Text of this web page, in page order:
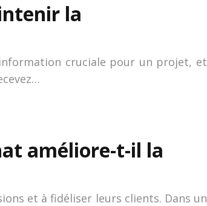
la
cruciale pour un projet, et
améliore-t-il la
et à fidéliser leurs clients. Dans un